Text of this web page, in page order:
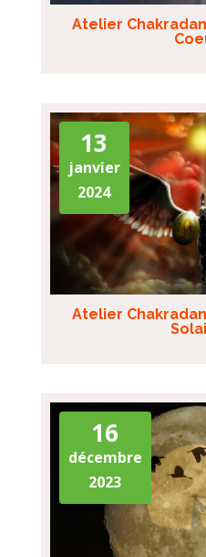
Atelier
13
janvier
2024
Atelier
16
décembre
2023